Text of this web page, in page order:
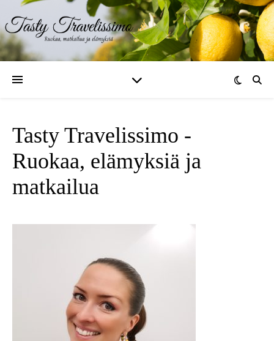
Tasty Travelissimo -
Ruokaa, elämyksiä ja
matkailua